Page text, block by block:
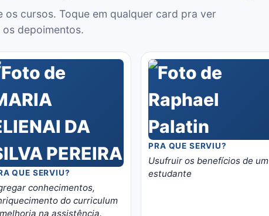
os cursos. Toque em qualquer card pra ver
depoimentos.
QUE SERVIU?
conhecimentos,
do curriculum
na assistência.
PRA QUE SERVIU?
Usufruir os benefícios de um
estudante